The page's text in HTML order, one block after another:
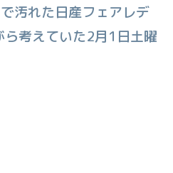
汚れた日産フェアレデ
ら考えていた2月1日土曜